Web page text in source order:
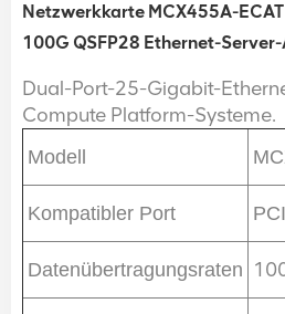
Netzwerkkarte MCX455A-
100G QSFP28 Ethernet-
Dual-Port-25-Gigabit-
Compute Platform-Systeme.
Modell
Kompatibler Port
Datenübertragungsraten